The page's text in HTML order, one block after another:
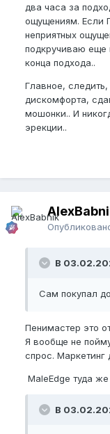
два часа за
ощущениям. Если
неприятных
подкручиваю еще
конца подхода..
Главное,
дискомфорта,
мошонки.. И
эрекции..
В
Сам покупал
Пенимастер это
Я вообще не
спрос. Маркетинг
MaleEdge туда же
В